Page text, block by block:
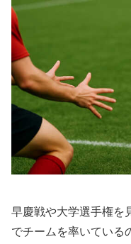
早慶戦や大学選手権を
でチームを率いている